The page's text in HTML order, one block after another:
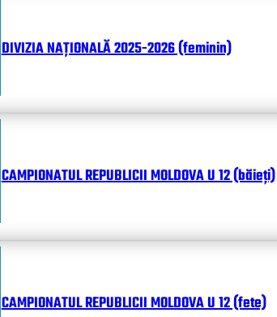
DIVIZIA NAȚIONALĂ 2025-2026 (feminin)
CAMPIONATUL REPUBLICII MOLDOVA U 12 (băieți)
CAMPIONATUL REPUBLICII MOLDOVA U 12 (fete)